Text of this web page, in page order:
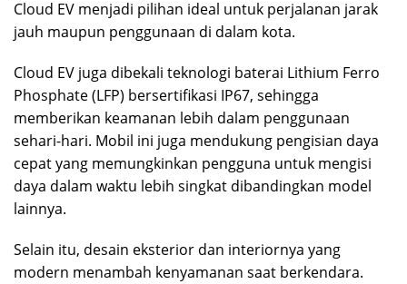
Cloud EV menjadi pilihan ideal untuk perjalanan jarak
jauh maupun penggunaan di dalam kota.
Cloud EV juga dibekali teknologi baterai Lithium Ferro
Phosphate (LFP) bersertifikasi IP67, sehingga
memberikan keamanan lebih dalam penggunaan
sehari-hari. Mobil ini juga mendukung pengisian daya
cepat yang memungkinkan pengguna untuk mengisi
daya dalam waktu lebih singkat dibandingkan model
lainnya.
Selain itu, desain eksterior dan interiornya yang
modern menambah kenyamanan saat berkendara.